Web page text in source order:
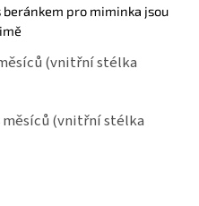
pro miminka jsou
(vnitřní stélka
měsíců (vnitřní stélka